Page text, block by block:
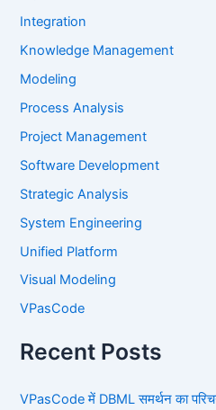
Integration
Knowledge Management
Modeling
Process Analysis
Project Management
Software Development
Strategic Analysis
System Engineering
Unified Platform
Visual Modeling
VPasCode
Recent Posts
VPasCode में DBML समर्थन का